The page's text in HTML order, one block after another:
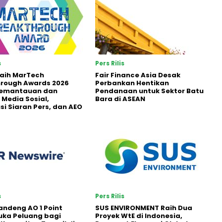
MarTech
Awards 2026
dan
Sosial,
Siaran Pers, dan AEO
Pers Rilis
Fair Finance Asia Desak
Perbankan Hentikan
Pendanaan untuk Sektor Batu
Bara di ASEAN
AO 1 Point
Peluang bagi
Pers Rilis
SUS ENVIRONMENT Raih Dua
Proyek WtE di Indonesia,